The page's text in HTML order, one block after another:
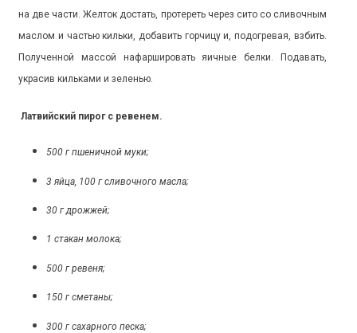
на две части. Желток достать, протереть через сито со сливочным
маслом и частью кильки, добавить горчицу и, подогревая, взбить.
Полученной массой нафаршировать яичные белки. Подавать,
украсив кильками и зеленью.
Латвийский пирог с ревенем.
500 г пшеничной муки;
3 яйца, 100 г сливочного масла;
30 г дрожжей;
1 стакан молока;
500 г ревеня;
150 г сметаны;
300 г сахарного песка;